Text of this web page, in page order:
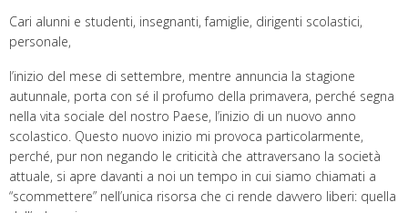
Cari alunni e studenti, insegnanti, famiglie, dirigenti scolastici,
personale,
l’inizio del mese di settembre, mentre annuncia la stagione
autunnale, porta con sé il profumo della primavera, perché segna
nella vita sociale del nostro Paese, l’inizio di un nuovo anno
scolastico. Questo nuovo inizio mi provoca particolarmente,
perché, pur non negando le criticità che attraversano la società
attuale, si apre davanti a noi un tempo in cui siamo chiamati a
“scommettere” nell’unica risorsa che ci rende davvero liberi: quella